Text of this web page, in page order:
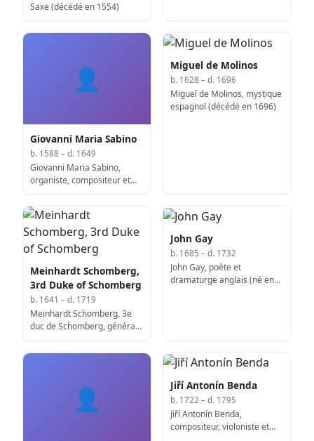
Saxe (décédé en 1554)
👤
Giovanni Maria Sabino
b. 1588 – d. 1649
Giovanni Maria Sabino,
organiste, compositeur et
1649)
Miguel de Molinos
b. 1628 – d. 1696
Miguel de Molinos, mystique
espagnol (décédé en 1696)
Meinhardt Schomberg,
3rd Duke of Schomberg
b. 1641 – d. 1719
Meinhardt Schomberg, 3e
duc de Schomberg, général
1641)
John Gay
b. 1685 – d. 1732
John Gay, poète et
dramaturge anglais (né en
👤 Jiří Antonín Benda
b. 1722 – d. 1795
Jiří Antonín Benda,
compositeur, violoniste et